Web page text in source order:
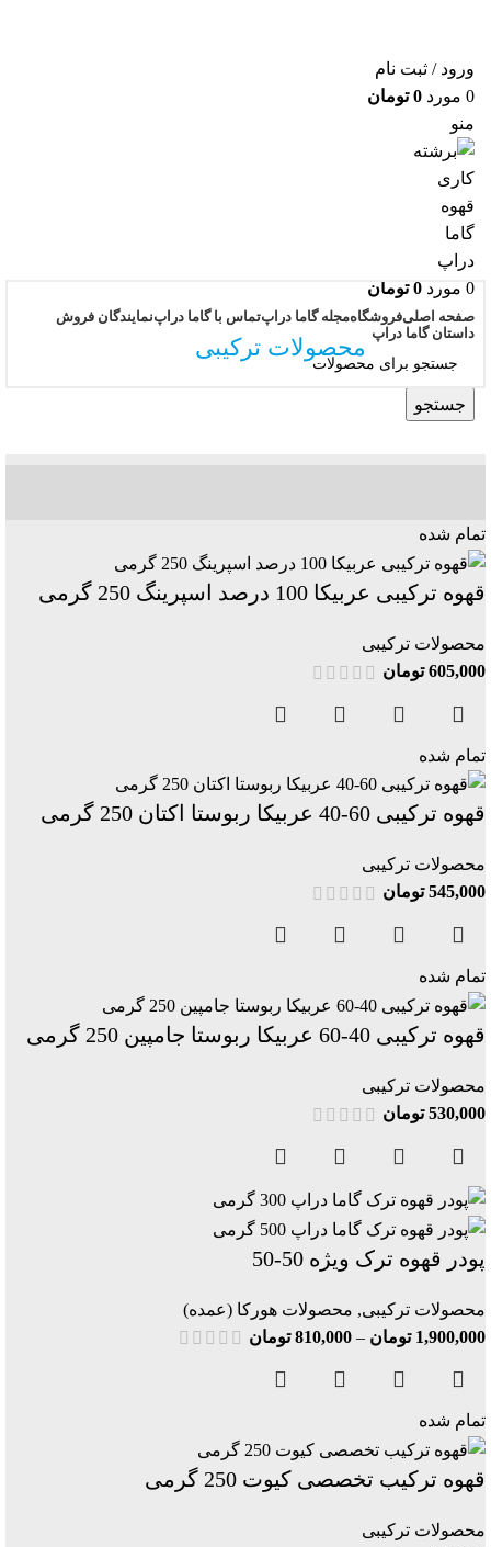
ورود / ثبت نام
0 مورد 0 تومان
منو
0 مورد 0 تومان
صفحه اصلیفروشگاهمجله گاما دراپتماس با گاما دراپنمایندگان فروش
داستان گاما دراپ
جستجو
محصولات ترکیبی
تمام شده
قهوه ترکیبی عربیکا 100 درصد اسپرینگ 250 گرمی
محصولات ترکیبی
605,000 تومان
تمام شده
قهوه ترکیبی 60-40 عربیکا ربوستا اکتان 250 گرمی
محصولات ترکیبی
545,000 تومان
تمام شده
قهوه ترکیبی 40-60 عربیکا ربوستا جامپین 250 گرمی
محصولات ترکیبی
530,000 تومان
پودر قهوه ترک ویژه 50-50
محصولات ترکیبی, محصولات هورکا (عمده)
1,900,000 تومان –
810,000 تومان
تمام شده
قهوه ترکیب تخصصی کیوت 250 گرمی
محصولات ترکیبی